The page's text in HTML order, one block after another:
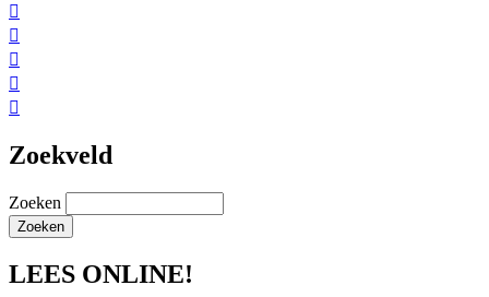





Zoekveld
Zoeken
LEES ONLINE!